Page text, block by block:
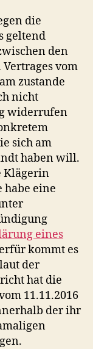
die
geltend
den
vom
zustande
nicht
widerrufen
sich am
haben will.
Klägerin
habe eine
eines
kommt es
der
hat die
11.11.2016
der ihr